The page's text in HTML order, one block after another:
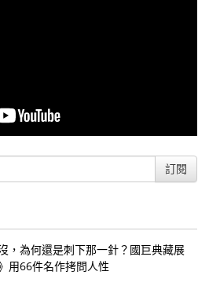
訂閱
，為何還是刺下那一針？國巨典藏展
用66件名作拷問人性